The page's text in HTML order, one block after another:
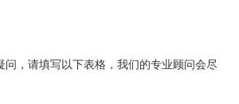
问，请填写以下表格，我们的专业顾问会尽